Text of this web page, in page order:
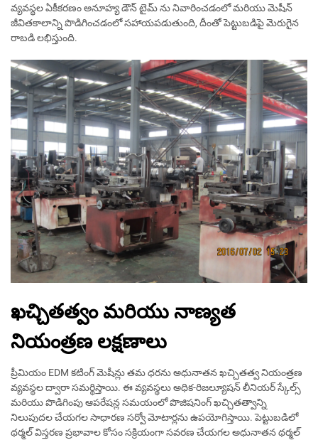
వ్యవస్థల ఏకీకరణం అనూహ్య డౌన్ టైమ్ ను నివారించడంలో మరియు మెషీన్
జీవితకాలాన్ని పొడిగించడంలో సహాయపడుతుంది, దీంతో పెట్టుబడిపై మెరుగైన
రాబడి లభిస్తుంది.
ఖచ్చితత్వం మరియు నాణ్యత
నియంత్రణ లక్షణాలు
ప్రీమియం EDM కటింగ్ మెషీన్లు తమ ధరను అధునాతన ఖచ్చితత్వ నియంత్రణ
వ్యవస్థల ద్వారా సమర్థిస్తాయి. ఈ వ్యవస్థలు అధిక-రిజల్యూషన్ లీనియర్ స్కేల్స్
మరియు పొడిగింపు ఆపరేషన్ల సమయంలో పొజిషనింగ్ ఖచ్చితత్వాన్ని
నిలుపుదల చేయగల సాధారణ సర్వో మోటార్లను ఉపయోగిస్తాయి. పెట్టుబడిలో
థర్మల్ విస్తరణ ప్రభావాల కోసం సక్రియంగా సవరణ చేయగల అధునాతన థర్మల్